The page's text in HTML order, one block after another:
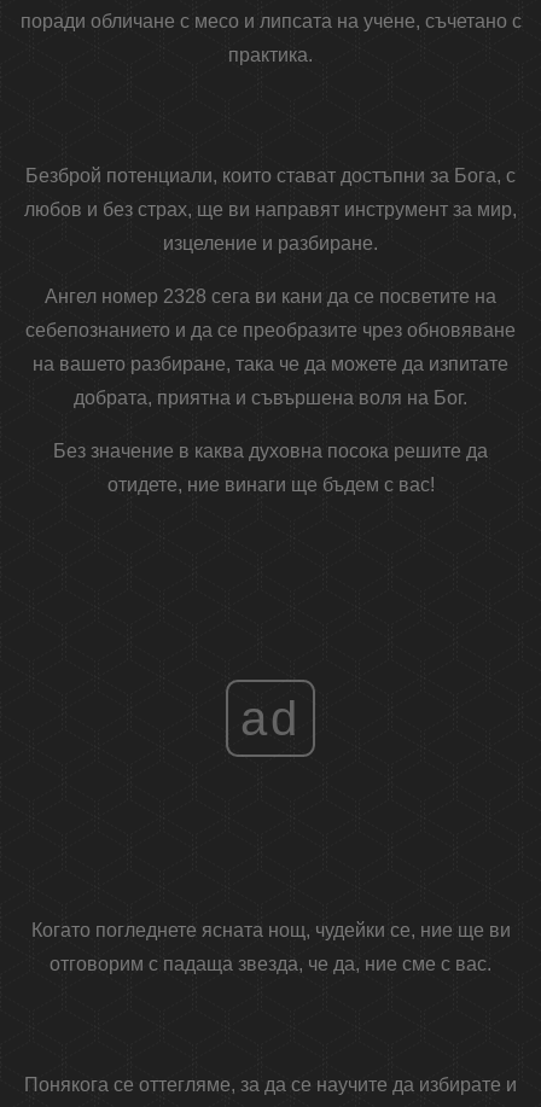
поради обличане с месо и липсата на учене, съчетано с
практика.
Безброй потенциали, които стават достъпни за Бога, с
любов и без страх, ще ви направят инструмент за мир,
изцеление и разбиране.
Ангел номер 2328 сега ви кани да се посветите на
себепознанието и да се преобразите чрез обновяване
на вашето разбиране, така че да можете да изпитате
добрата, приятна и съвършена воля на Бог.
Без значение в каква духовна посока решите да
отидете, ние винаги ще бъдем с вас!
ad
Когато погледнете ясната нощ, чудейки се, ние ще ви
отговорим с падаща звезда, че да, ние сме с вас.
Понякога се оттегляме, за да се научите да избирате и